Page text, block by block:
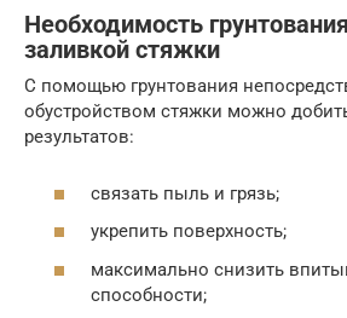
Необходимость
заливкой стяжки
С помощью грунтования
обустройством стяжки можно
результатов:
связать пыль и грязь;
укрепить поверхность;
максимально снизить
способности;